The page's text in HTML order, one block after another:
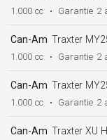
1.000 cc • Garantie 2
Can-Am Traxter MY25 XU
1.000 cc • Garantie 2
Can-Am Traxter MY25 XU
1.000 cc • Garantie 2
Can-Am Traxter XU